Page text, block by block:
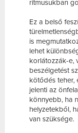
ritmusukban
Ez a belső
is
lehet
korlátozzák-e,
beszélgetést
kötődés teher,
jelenti az
könnyebb, ha
helyzetekből,
van szüksége.